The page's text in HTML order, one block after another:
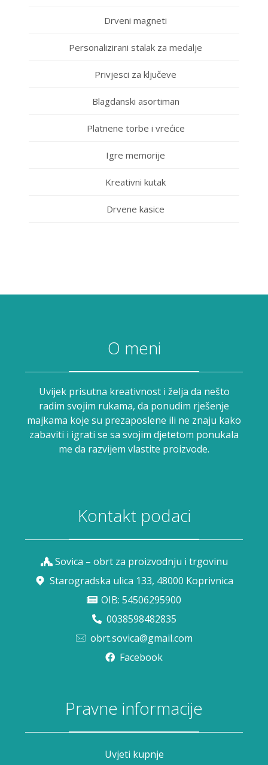
Drveni magneti
Personalizirani stalak za medalje
Privjesci za ključeve
Blagdanski asortiman
Platnene torbe i vrećice
Igre memorije
Kreativni kutak
Drvene kasice
O meni
Uvijek prisutna kreativnost i želja da nešto
radim svojim rukama, da ponudim rješenje
majkama koje su prezaposlene ili ne znaju kako
zabaviti i igrati se sa svojim djetetom ponukala
me da razvijem vlastite proizvode.
Kontakt podaci
Sovica – obrt za proizvodnju i trgovinu
Starogradska ulica 133, 48000 Koprivnica
OIB: 54506295900
0038598482835
obrt.sovica@gmail.com
Facebook
Pravne informacije
Uvjeti kupnje